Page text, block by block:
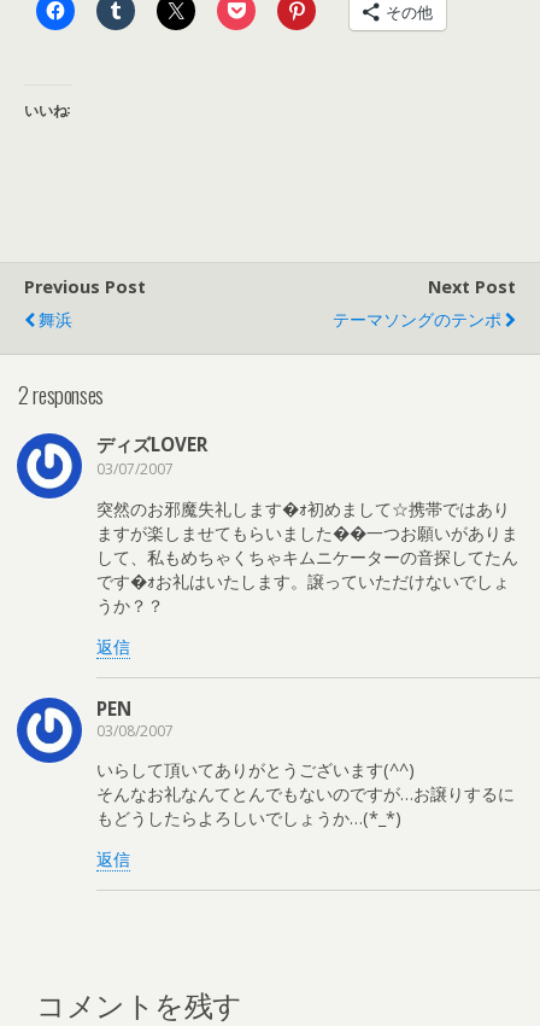
その他
いいね:
Previous Post
舞浜
Next Post
テーマソングのテンポ
2 responses
ディズLOVER
03/07/2007
突然のお邪魔失礼します�ｫ初めまして☆携帯ではあり
ますが楽しませてもらいました��一つお願いがありま
して、私もめちゃくちゃキムニケーターの音探してたん
です�ｫお礼はいたします。譲っていただけないでしょ
うか？？
返信
PEN
03/08/2007
いらして頂いてありがとうございます(^^)
そんなお礼なんてとんでもないのですが…お譲りするに
もどうしたらよろしいでしょうか…(*_*)
返信
コメントを残す